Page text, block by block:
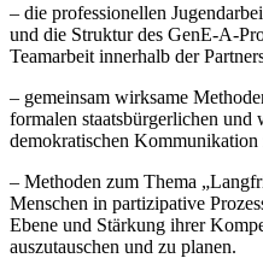
– die professionellen
und die Struktur des GenE-A-
Teamarbeit innerhalb der
– gemeinsam wirksame
formalen staatsbürgerlichen und
demokratischen
– Methoden zum Thema
Menschen in partizipative
Ebene und Stärkung ihrer
auszutauschen und zu planen.